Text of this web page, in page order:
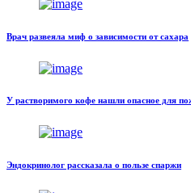
Врач развеяла миф о зависимости от сахара
У растворимого кофе нашли опасное для
Эндокринолог рассказала о пользе спаржи